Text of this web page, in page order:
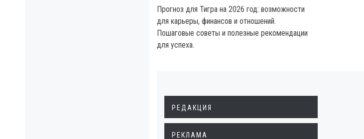
Прогноз для Тигра на 2026 год: возможности
для карьеры, финансов и отношений.
Пошаговые советы и полезные рекомендации
для успеха.
РЕДАКЦИЯ
РЕКЛАМА